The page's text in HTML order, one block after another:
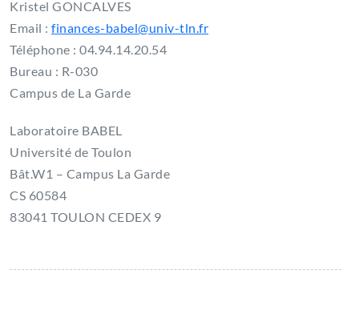
Kristel GONCALVES
Email : finances-babel@univ-tln.fr
Téléphone : 04.94.14.20.54
Bureau : R-030
Campus de La Garde
Laboratoire BABEL
Université de Toulon
Bât.W1 – Campus La Garde
CS 60584
83041 TOULON CEDEX 9